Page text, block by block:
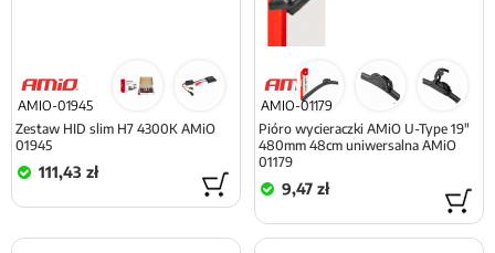
AMIO-01945
Zestaw HID slim H7 4300K AMiO
01945
111,43 zł
AMIO-01179
Pióro wycieraczki AMiO U-Type 19"
480mm 48cm uniwersalna AMiO
01179
9,47 zł